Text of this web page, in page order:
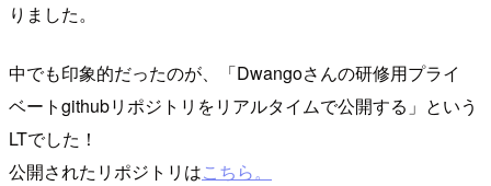
りました。
中でも印象的だったのが、「Dwangoさんの研修用プライ
ベートgithubリポジトリをリアルタイムで公開する」という
LTでした！
公開されたリポジトリはこちら。